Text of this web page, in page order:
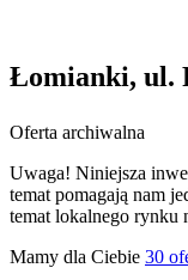
Łomianki, ul.
Oferta archiwalna
Uwaga! Niniejsza
temat pomagają nam
temat lokalnego rynku
Mamy dla Ciebie 30